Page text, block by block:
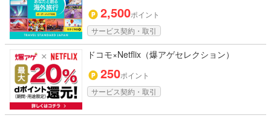
2,500ポイント
サービス契約・取引
ドコモ×Netflix（爆アゲセレクション）
250ポイント
サービス契約・取引